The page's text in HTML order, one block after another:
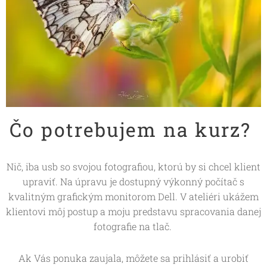
Čo potrebujem na kurz?
Nič, iba usb so svojou fotografiou, ktorú by si chcel klient
upraviť. Na úpravu je dostupný výkonný počítač s
kvalitným grafickým monitorom Dell. V ateliéri ukážem
klientovi môj postup a moju predstavu spracovania danej
fotografie na tlač.
Ak Vás ponuka zaujala, môžete sa prihlásiť a urobiť